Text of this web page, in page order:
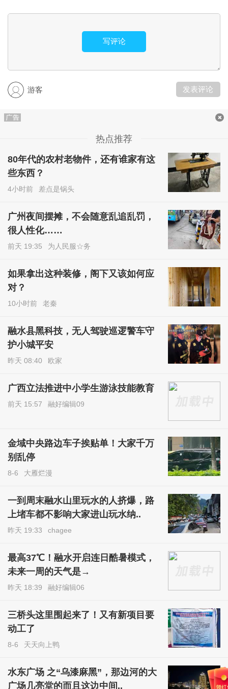
写评论
游客 发表评论
热点推荐
80年代的农村老物件，还有谁家有这
些东西？
4小时前 差点是锅头
广州夜间摆摊，不会随意乱追乱罚，
很人性化……
前天 19:35 为人民服☆务
如果拿出这种装修，阁下又该如何应
对？
10小时前 老秦
融水县黑科技，无人驾驶巡逻警车守
护小城平安
昨天 08:40 欧家
广西立法推进中小学生游泳技能教育
前天 15:57 融好编辑09
金域中央路边车子挨贴单！大家千万
别乱停
8-6 大雁烂漫
一到周末融水山里玩水的人挤爆，路
上堵车都不影响大家进山玩水纳..
昨天 19:33 chagee
最高37℃！融水开启连日酷暑模式，
未来一周的天气是→
昨天 18:39 融好编辑06
三桥头这里围起来了！又有新项目要
动工了
8-6 天天向上鸭
水东广场 之“乌漆麻黑”，那边河的大
广场几亮堂的而且这边中间..